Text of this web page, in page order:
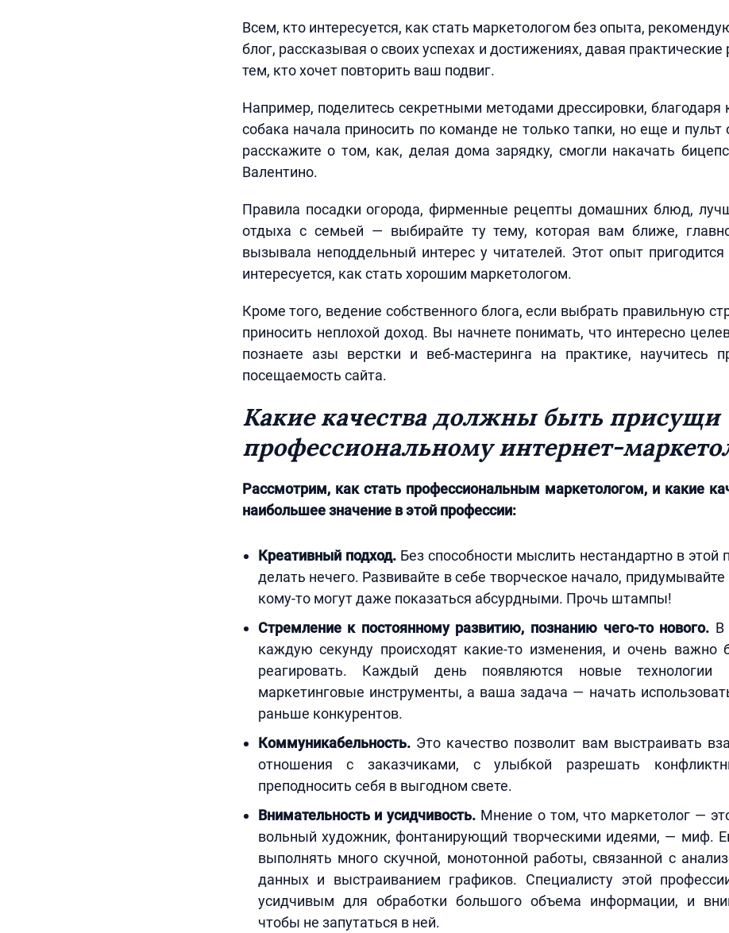
Всем, кто интересуется, как стать маркетологом без опыта,
блог, рассказывая о своих успехах и достижениях, давая
тем, кто хочет повторить ваш подвиг.
Например, поделитесь секретными методами дрессировки,
собака начала приносить по команде не только тапки, но еще и пульт
расскажите о том, как, делая дома зарядку, смогли накачать
Валентино.
Правила посадки огорода, фирменные рецепты домашних блюд,
отдыха с семьей — выбирайте ту тему, которая вам ближе,
вызывала неподдельный интерес у читателей. Этот опыт
интересуется, как стать хорошим маркетологом.
Кроме того, ведение собственного блога, если выбрать правильную
приносить неплохой доход. Вы начнете понимать, что интересно
познаете азы верстки и веб-мастеринга на практике, научитесь
посещаемость сайта.
Какие качества должны быть присущи
профессиональному интернет-
Рассмотрим, как стать профессиональным маркетологом, и какие
наибольшее значение в этой профессии:
Креативный подход.Без способности мыслить нестандартно в этой
делать нечего. Развивайте в себе творческое начало,
кому-то могут даже показаться абсурдными. Прочь штампы!
Стремление к постоянному развитию, познанию чего-то нового. В
каждую секунду происходят какие-то изменения, и очень важно
реагировать. Каждый день появляются новые технологии
маркетинговые инструменты, а ваша задача — начать
раньше конкурентов.
Коммуникабельность.Это качество позволит вам выстраивать
отношения с заказчиками, с улыбкой разрешать
преподносить себя в выгодном свете.
Внимательность и усидчивость. Мнение о том, что маркетолог —
вольный художник, фонтанирующий творческими идеями, — миф.
выполнять много скучной, монотонной работы, связанной с
данных и выстраиванием графиков. Специалисту этой
усидчивым для обработки большого объема информации, и
чтобы не запутаться в ней.